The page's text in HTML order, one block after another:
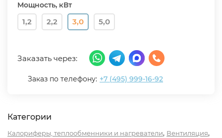
Мощность, кВт
1,2 2,2 3,0 5,0
Заказать через:
Заказ по телефону: +7 (495) 999-16-92
Категории
Калориферы, теплообменники и нагреватели, Вентиляция,